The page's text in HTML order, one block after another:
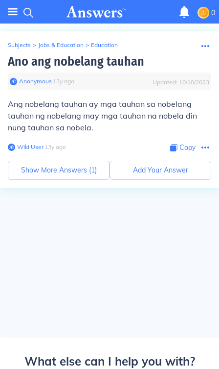
0
Subjects > Jobs & Education > Education
Ano ang nobelang tauhan
Anonymous∙ 13y ago Updated: 10/10/2023
Ang nobelang tauhan ay mga tauhan sa nobelang
tauhan ng nobelang may mga tauhan na nobela din
nung tauhan sa nobela.
Wiki User∙13y ago Copy
Show More Answers (1) Add Your Answer
What else can I help you with?